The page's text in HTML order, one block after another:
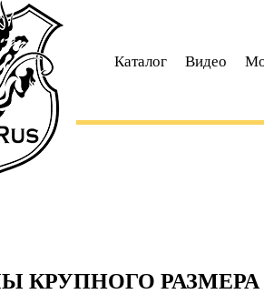
Каталог Видео
КРУПНОГО